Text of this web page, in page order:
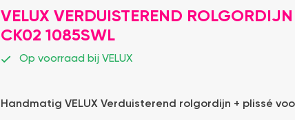
VELUX VERDUISTEREND
CK02 1085SWL
Op voorraad bij VELUX
Handmatig VELUX Verduisterend rolgordijn + plissé